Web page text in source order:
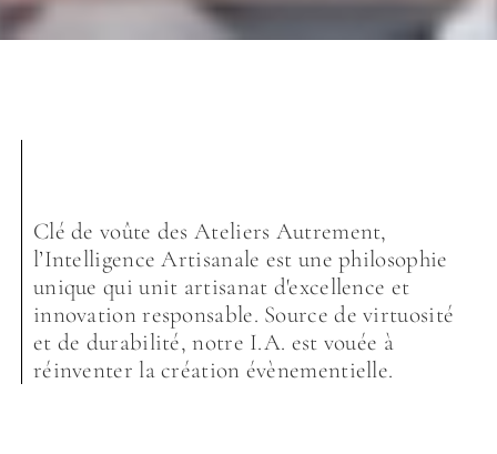
Clé de voûte des Ateliers Autrement,
l’Intelligence Artisanale est une philosophie
unique qui unit artisanat d'excellence et
innovation responsable. Source de virtuosité
et de durabilité, notre I.A. est vouée à
réinventer la création évènementielle.